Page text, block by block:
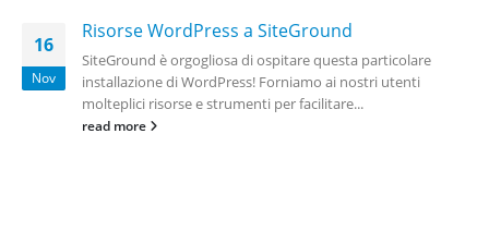
16
Nov
Risorse WordPress a SiteGround
SiteGround è orgogliosa di ospitare questa particolare
installazione di WordPress! Forniamo ai nostri utenti
molteplici risorse e strumenti per facilitare...
read more